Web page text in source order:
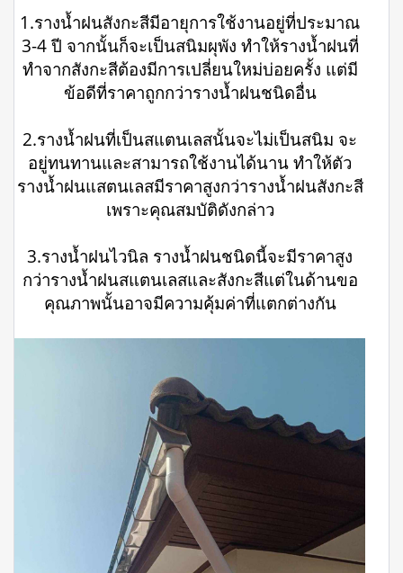
1.รางน้ำฝนสังกะสีมีอายุการใช้งานอยู่ที่ประมาณ
3-4 ปี จากนั้นก็จะเป็นสนิมผุพัง ทำให้รางน้ำฝนที่
ทำจากสังกะสีต้องมีการเปลี่ยนใหม่บ่อยครั้ง แต่มี
ข้อดีที่ราคาถูกกว่ารางน้ำฝนชนิดอื่น
2.รางน้ำฝนที่เป็นสแตนเลสนั้นจะไม่เป็นสนิม จะ
อยู่ทนทานและสามารถใช้งานได้นาน ทำให้ตัว
รางน้ำฝนแสตนเลสมีราคาสูงกว่ารางน้ำฝนสังกะสี
เพราะคุณสมบัติดังกล่าว
3.รางน้ำฝนไวนิล รางน้ำฝนชนิดนี้จะมีราคาสูง
กว่ารางน้ำฝนสแตนเลสและสังกะสีแต่ในด้านขอ
คุณภาพนั้นอาจมีความคุ้มค่าที่แตกต่างกัน